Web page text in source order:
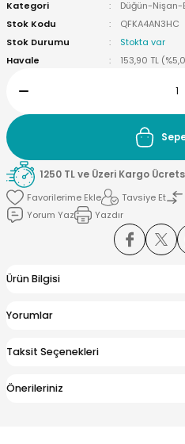
Kategori
Düğün-Nişan-
Stok Kodu
QFKA4AN3HC
Stok Durumu
Stokta var
Havale
153,90 TL
1250 TL ve Üzeri Kargo
Tavsiye Et
Yorum Yaz
Yazdır
Ürün Bilgisi
Yorumlar
Taksit Seçenekleri
Önerileriniz
Kağıdı